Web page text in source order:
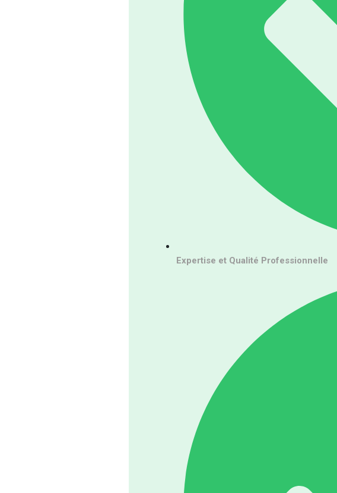
Expertise et Qualité Professionnelle